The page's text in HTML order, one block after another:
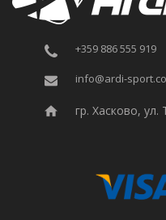
+359 886 555 919
info@ardi-
гр. Хасково, ул.